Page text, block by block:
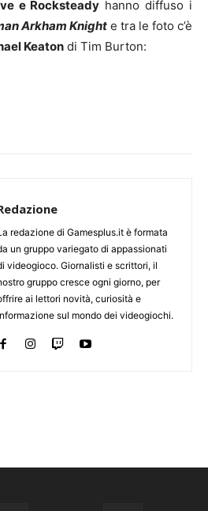
e Rocksteady hanno diffuso i
Arkham Knight e tra le foto c’è
Keaton di Tim Burton:
redazione di Gamesplus.it è formata
un gruppo variegato di appassionati
videogioco. Giornalisti e scrittori, il
gruppo cresce ogni giorno, per
ai lettori novità, curiosità e
sul mondo dei videogiochi.